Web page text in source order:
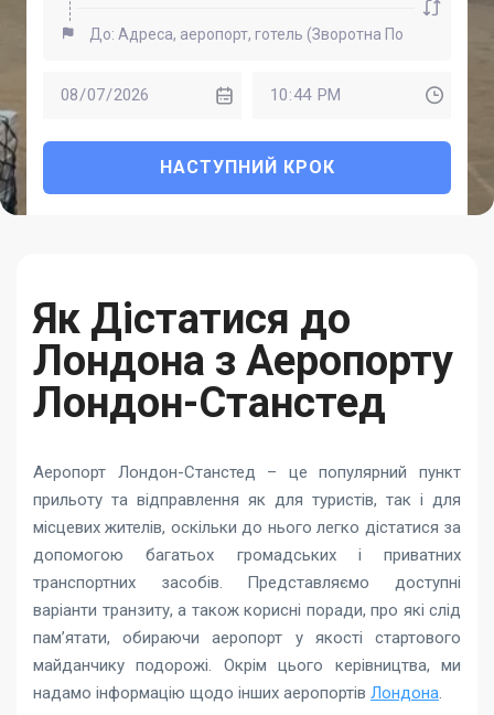
НАСТУПНИЙ КРОК
Як Дістатися до
Лондона з Аеропорту
Лондон-Станстед
Аеропорт Лондон-Станстед – це популярний пункт
прильоту та відправлення як для туристів, так і для
місцевих жителів, оскільки до нього легко дістатися за
допомогою багатьох громадських і приватних
транспортних засобів. Представляємо доступні
варіанти транзиту, а також корисні поради, про які слід
пам’ятати, обираючи аеропорт у якості стартового
майданчику подорожі. Окрім цього керівництва, ми
надамо інформацію щодо інших аеропортів Лондона.